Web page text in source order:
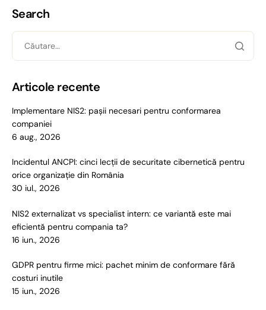
Search
Articole recente
Implementare NIS2: pașii necesari pentru conformarea
companiei
6 aug., 2026
Incidentul ANCPI: cinci lecții de securitate cibernetică pentru
orice organizație din România
30 iul., 2026
NIS2 externalizat vs specialist intern: ce variantă este mai
eficientă pentru compania ta?
16 iun., 2026
GDPR pentru firme mici: pachet minim de conformare fără
costuri inutile
15 iun., 2026